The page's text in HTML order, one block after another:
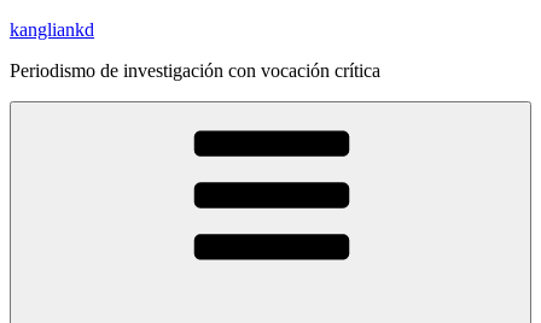
Saltar
contenido
kangliankd
Periodismo de investigación con vocación crítica